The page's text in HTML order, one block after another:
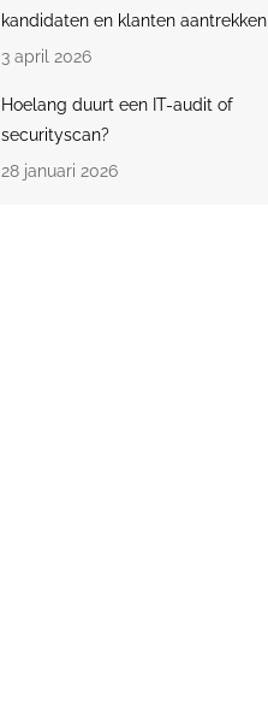
kandidaten en klanten aantrekken
3 april 2026
Hoelang duurt een IT-audit of
securityscan?
28 januari 2026